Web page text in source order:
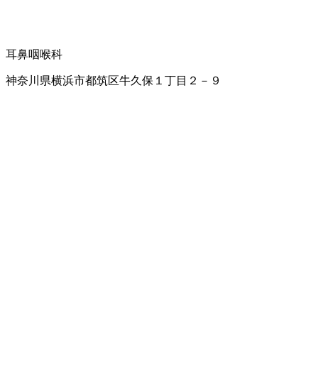
耳鼻咽喉科
神奈川県横浜市都筑区牛久保１丁目２－９